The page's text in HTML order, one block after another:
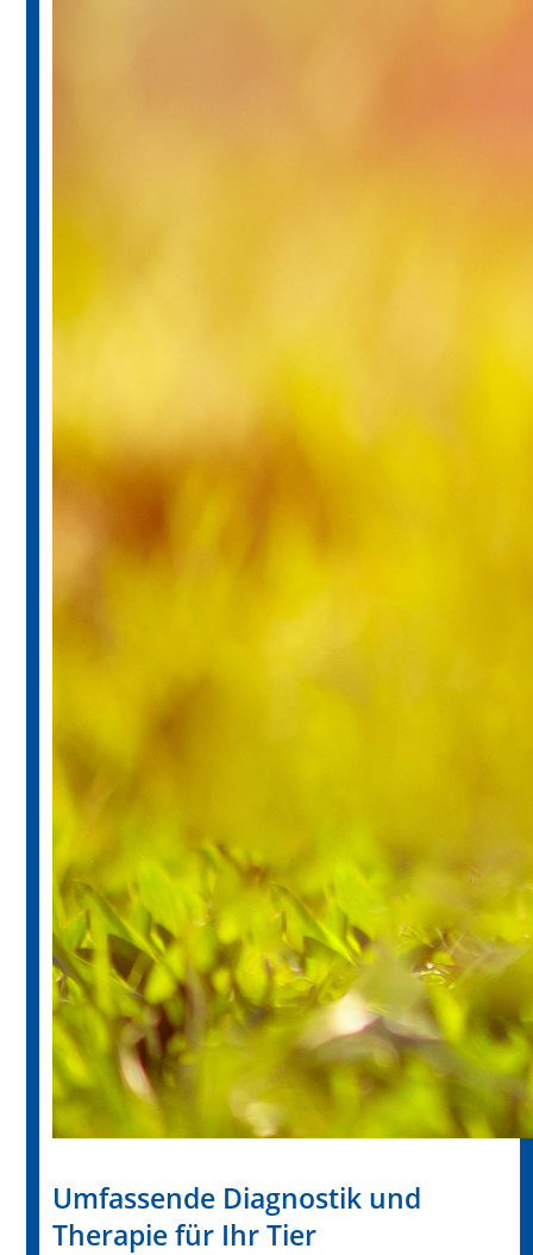
Umfassende Diagnostik und
Therapie für Ihr Tier